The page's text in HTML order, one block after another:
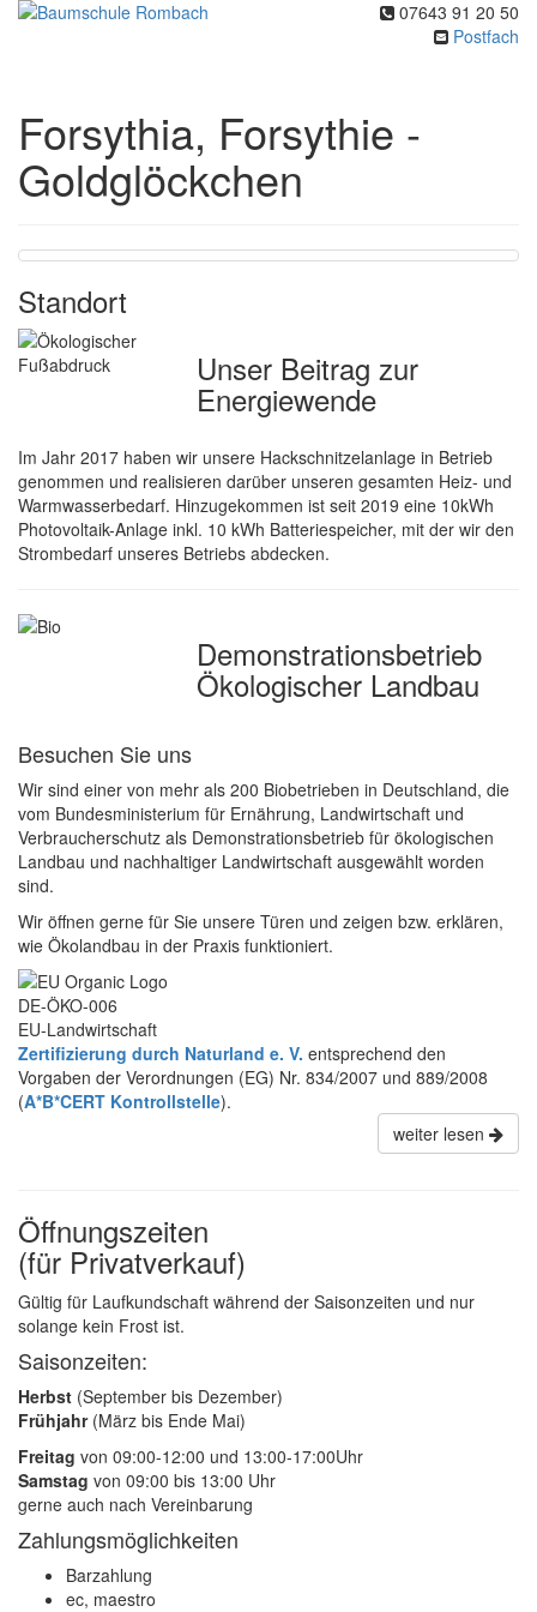
07643 91 20 50
Postfach
Forsythia, Forsythie -
Goldglöckchen
Standort
Unser Beitrag zur
Energiewende
Im Jahr 2017 haben wir unsere Hackschnitzelanlage in Betrieb
genommen und realisieren darüber unseren gesamten Heiz- und
Warmwasserbedarf. Hinzugekommen ist seit 2019 eine 10kWh
Photovoltaik-Anlage inkl. 10 kWh Batteriespeicher, mit der wir den
Strombedarf unseres Betriebs abdecken.
Demonstrations­betrieb
Ökologischer Landbau
Besuchen Sie uns
Wir sind einer von mehr als 200 Biobetrieben in Deutschland, die
vom Bundesministerium für Ernährung, Landwirtschaft und
Verbraucherschutz als Demonstrationsbetrieb für ökologischen
Landbau und nachhaltiger Landwirtschaft ausgewählt worden
sind.
Wir öffnen gerne für Sie unsere Türen und zeigen bzw. erklären,
wie Ökolandbau in der Praxis funktioniert.
DE-ÖKO-006
EU-Landwirtschaft
Zertifizierung durch Naturland e. V. entsprechend den
Vorgaben der Verordnungen (EG) Nr. 834/2007 und 889/2008
(A*B*CERT Kontrollstelle).
weiter lesen
Öffnungszeiten
(für Privatverkauf)
Gültig für Laufkundschaft während der Saisonzeiten und nur
solange kein Frost ist.
Saisonzeiten:
Herbst (September bis Dezember)
Frühjahr(März bis Ende Mai)
Freitag von 09:00-12:00 und 13:00-17:00Uhr
Samstag von 09:00 bis 13:00 Uhr
gerne auch nach Vereinbarung
Zahlungsmöglichkeiten
Barzahlung
ec, maestro